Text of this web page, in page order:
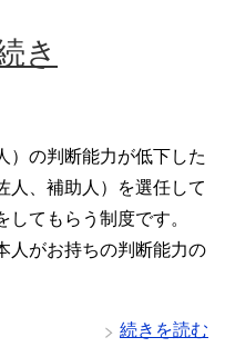
き
）の判断能力が低下した
人、補助人）を選任して
てもらう制度です。
人がお持ちの判断能力の
続きを読む